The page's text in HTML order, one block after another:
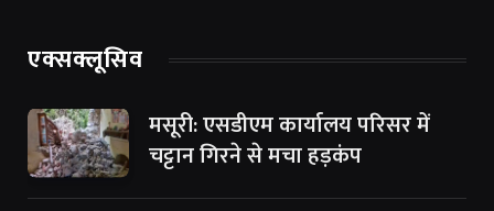
एक्सक्लूसिव
मसूरी: एसडीएम कार्यालय परिसर में
चट्टान गिरने से मचा हड़कंप